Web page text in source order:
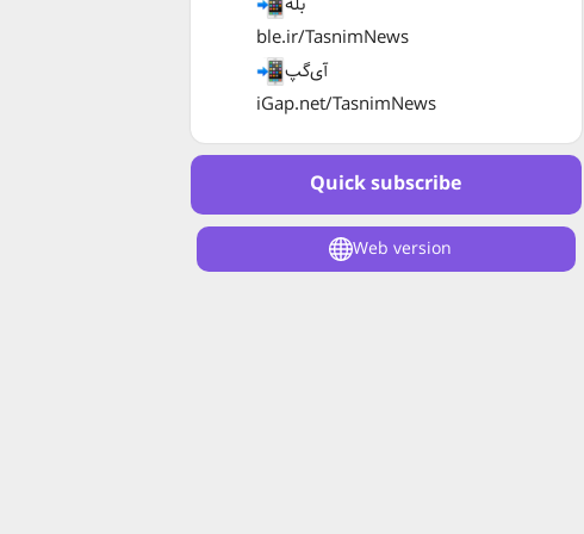
ble.ir/TasnimNews
آی‌گپ
iGap.net/TasnimNews
Quick subscribe
Web version